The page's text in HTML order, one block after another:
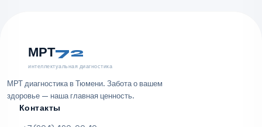
МРТ72
интеллектуальная диагностика
МРТ диагностика в Тюмени. Забота о вашем
здоровье — наша главная ценность.
Контакты